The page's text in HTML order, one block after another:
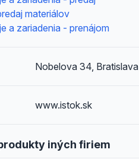
materiálov
a zariadenia - prenájom
Nobelova 34, Bratislava
www.istok.sk
iných firiem